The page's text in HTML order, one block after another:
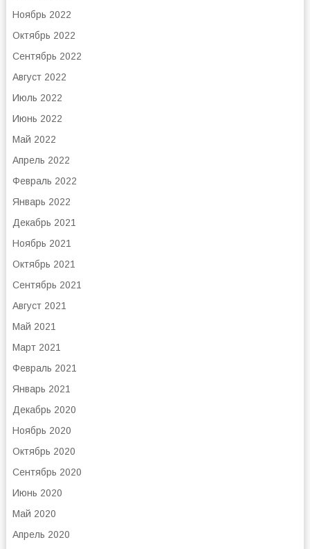
Ноябрь 2022
Октябрь 2022
Сентябрь 2022
Август 2022
Июль 2022
Июнь 2022
Май 2022
Апрель 2022
Февраль 2022
Январь 2022
Декабрь 2021
Ноябрь 2021
Октябрь 2021
Сентябрь 2021
Август 2021
Май 2021
Март 2021
Февраль 2021
Январь 2021
Декабрь 2020
Ноябрь 2020
Октябрь 2020
Сентябрь 2020
Июнь 2020
Май 2020
Апрель 2020